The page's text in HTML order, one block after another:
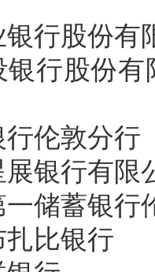
银行股份有
银行股份
伦敦分行
展银行有限
储蓄银行
比银行